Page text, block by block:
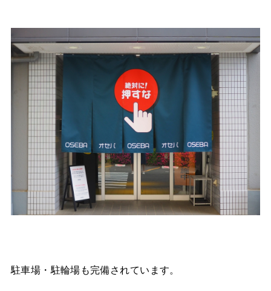
駐車場・駐輪場も完備されています。